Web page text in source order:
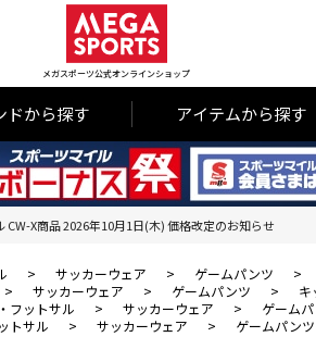
メガスポーツ公式オンラインショップ
ドから探す アイテムから探す
CW-X商品 2026年10月1日(木) 価格改定のお知らせ
> サッカーウェア > ゲームパンツ >
> サッカーウェア > ゲームパンツ >
キ
フットサル > サッカーウェア > ゲーム
トサル > サッカーウェア > ゲームパンツ